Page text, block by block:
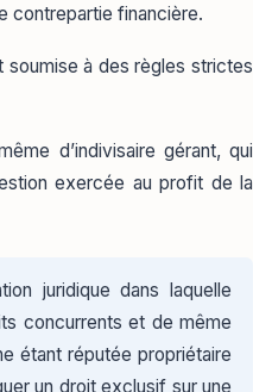
contrepartie financière.
soumise à des règles strictes
d’indivisaire gérant, qui
exercée au profit de la
juridique dans laquelle
concurrents et de même
étant réputée propriétaire
un droit exclusif sur une